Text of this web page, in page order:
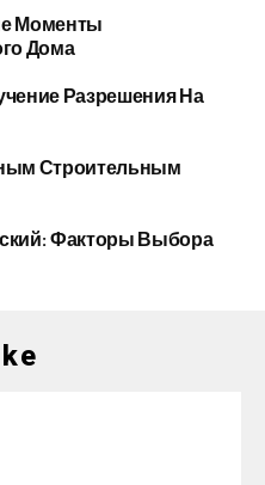
Моменты
Дома
Разрешения На
Строительным
Факторы Выбора